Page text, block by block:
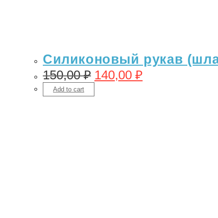
Силиконовый рукав
150,00₽ 140,00 ₽
Add to cart